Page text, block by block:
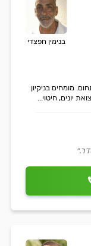
בנימין חפצדי
מומחים בניקיון
יונים, חיטוי...